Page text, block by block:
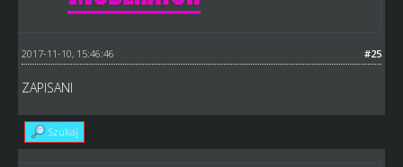
#25
2017-11-10, 15:46:46
ZAPISANI
Szukaj